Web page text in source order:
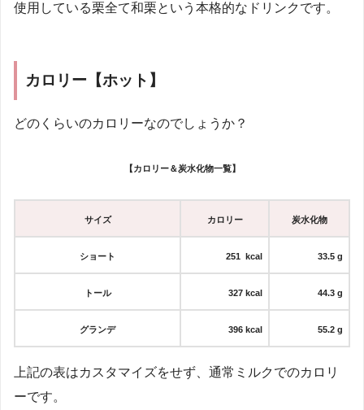
使用している栗全て和栗という本格的なドリンクです。
カロリー【ホット】
どのくらいのカロリーなのでしょうか？
【カロリー＆炭水化物一覧】
サイズ カロリー 炭水化物
ショート 251 kcal 33.5 g
トール 327 kcal 44.3 g
グランデ 396 kcal 55.2 g
上記の表はカスタマイズをせず、通常ミルクでのカロリ
ーです。